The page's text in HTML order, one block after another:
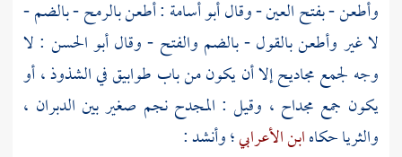
وأطعن - بفتح العين - وقالأبو أسامة : أطعن بالرمح - بالضم -
لا غير وأطعن بالقول - بالضم والفتح - وقالأبو الحسن : لا
وجه لجمع مجاديح إلا أن يكون من باب طوابيق في الشذوذ ، أو
يكون جمع مجداح ، وقيل : المجدح نجم صغير بين الدبران ،
والثريا حكاهابن الأعرابي؛ وأنشد :